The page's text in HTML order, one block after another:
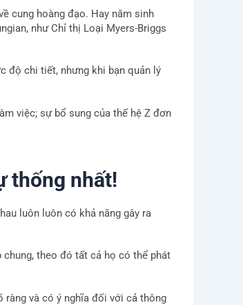
cung hoàng đạo. Hay năm sinh
như Chỉ thị Loại Myers-Briggs
độ chi tiết, nhưng khi bạn quản lý
việc; sự bổ sung của thế hệ Z đơn
thống nhất!
luôn luôn có khả năng gây ra
theo đó tất cả họ có thể phát
và có ý nghĩa đối với cả thông